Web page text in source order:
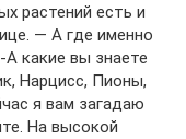
растений есть и
— А где именно
какие вы знаете
Нарцисс, Пионы,
я вам загадаю
На высокой